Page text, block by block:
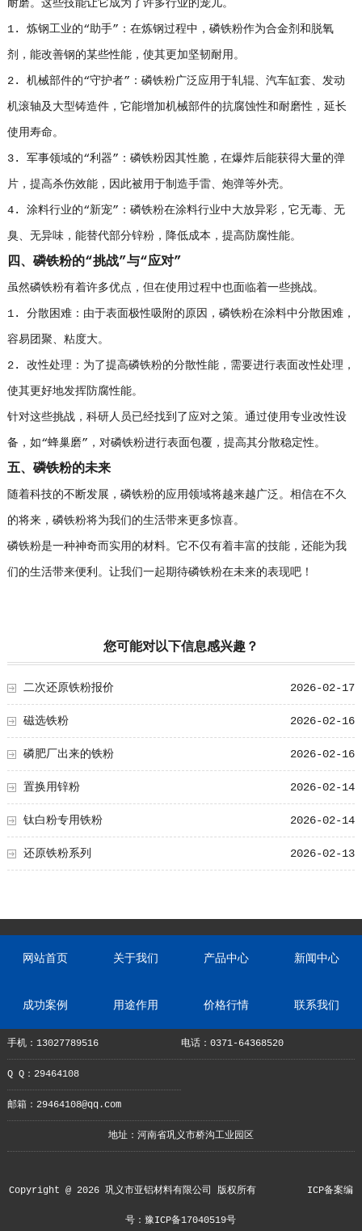
耐磨。这些技能让它成为了许多行业的宠儿。
1. 炼钢工业的“助手”：在炼钢过程中，磷铁粉作为合金剂和脱氧
剂，能改善钢的某些性能，使其更加坚韧耐用。
2. 机械部件的“守护者”：磷铁粉广泛应用于轧辊、汽车缸套、发动
机滚轴及大型铸造件，它能增加机械部件的抗腐蚀性和耐磨性，延长
使用寿命。
3. 军事领域的“利器”：磷铁粉因其性脆，在爆炸后能获得大量的弹
片，提高杀伤效能，因此被用于制造手雷、炮弹等外壳。
4. 涂料行业的“新宠”：磷铁粉在涂料行业中大放异彩，它无毒、无
臭、无异味，能替代部分锌粉，降低成本，提高防腐性能。
四、磷铁粉的“挑战”与“应对”
虽然磷铁粉有着许多优点，但在使用过程中也面临着一些挑战。
1. 分散困难：由于表面极性吸附的原因，磷铁粉在涂料中分散困难，
容易团聚、粘度大。
2. 改性处理：为了提高磷铁粉的分散性能，需要进行表面改性处理，
使其更好地发挥防腐性能。
针对这些挑战，科研人员已经找到了应对之策。通过使用专业改性设
备，如“蜂巢磨”，对磷铁粉进行表面包覆，提高其分散稳定性。
五、磷铁粉的未来
随着科技的不断发展，磷铁粉的应用领域将越来越广泛。相信在不久
的将来，磷铁粉将为我们的生活带来更多惊喜。
磷铁粉是一种神奇而实用的材料。它不仅有着丰富的技能，还能为我
们的生活带来便利。让我们一起期待磷铁粉在未来的表现吧！
您可能对以下信息感兴趣？
2026-02-17
二次还原铁粉报价
2026-02-16
磁选铁粉
2026-02-16
磷肥厂出来的铁粉
2026-02-14
置换用锌粉
2026-02-14
钛白粉专用铁粉
2026-02-13
还原铁粉系列
网站首页 关于我们 产品中心 新闻中心
成功案例 用途作用 价格行情 联系我们
手机：13027789516 电话：0371-64368520
Q Q：29464108
邮箱：29464108@qq.com
地址：河南省巩义市桥沟工业园区
Copyright @ 2026 巩义市亚铝材料有限公司 版权所有 ICP备案编
号：豫ICP备17040519号